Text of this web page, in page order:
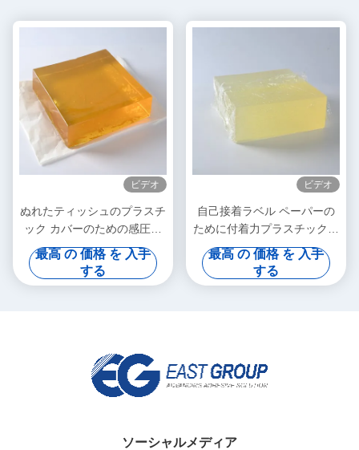
ビデオ
ぬれたティッシュのプラスチ
ック カバーのための感圧性
の包装の熱い溶解の付着力の
黄色
最高 の 価格 を 入手
する
ビデオ
自己接着ラベル ペーパーの
ために付着力プラスチック表
面のびん箱PSA
最高 の 価格 を 入手
する
ソーシャルメディア